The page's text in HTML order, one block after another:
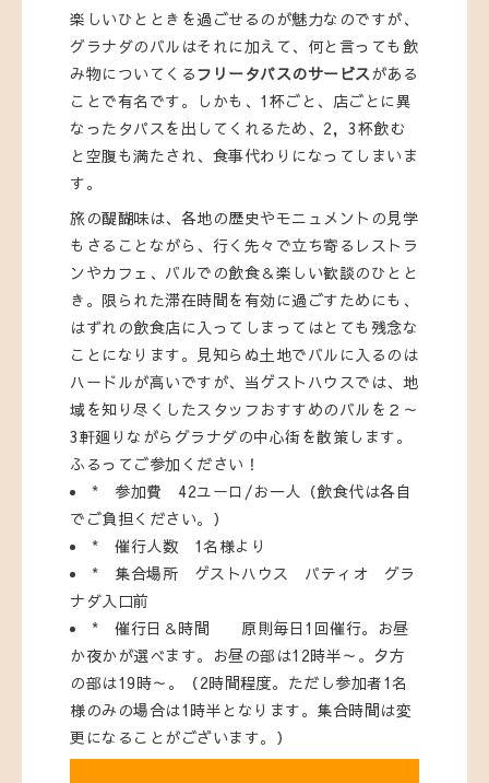
楽しいひとときを過ごせるのが魅力なのですが、
グラナダのバルはそれに加えて、何と言っても飲
み物についてくるフリータパスのサービスがある
ことで有名です。しかも、1杯ごと、店ごとに異
なったタパスを出してくれるため、2，3杯飲む
と空腹も満たされ、食事代わりになってしまいま
す。
旅の醍醐味は、各地の歴史やモニュメントの見学
もさることながら、行く先々で立ち寄るレストラ
ンやカフェ、バルでの飲食＆楽しい歓談のひとと
き。限られた滞在時間を有効に過ごすためにも、
はずれの飲食店に入ってしまってはとても残念な
ことになります。見知らぬ土地でバルに入るのは
ハードルが高いですが、当ゲストハウスでは、地
域を知り尽くしたスタッフおすすめのバルを２～
3軒廻りながらグラナダの中心街を散策します。
ふるってご参加ください！
* 参加費 42ユーロ/お一人（飲食代は各自
でご負担ください。）
* 催行人数 1名様より
* 集合場所 ゲストハウス パティオ グラ
ナダ入口前
* 催行日＆時間 原則毎日1回催行。お昼
か夜かが選べます。お昼の部は12時半～。夕方
の部は19時～。（2時間程度。ただし参加者1名
様のみの場合は1時半となります。集合時間は変
更になることがございます。）